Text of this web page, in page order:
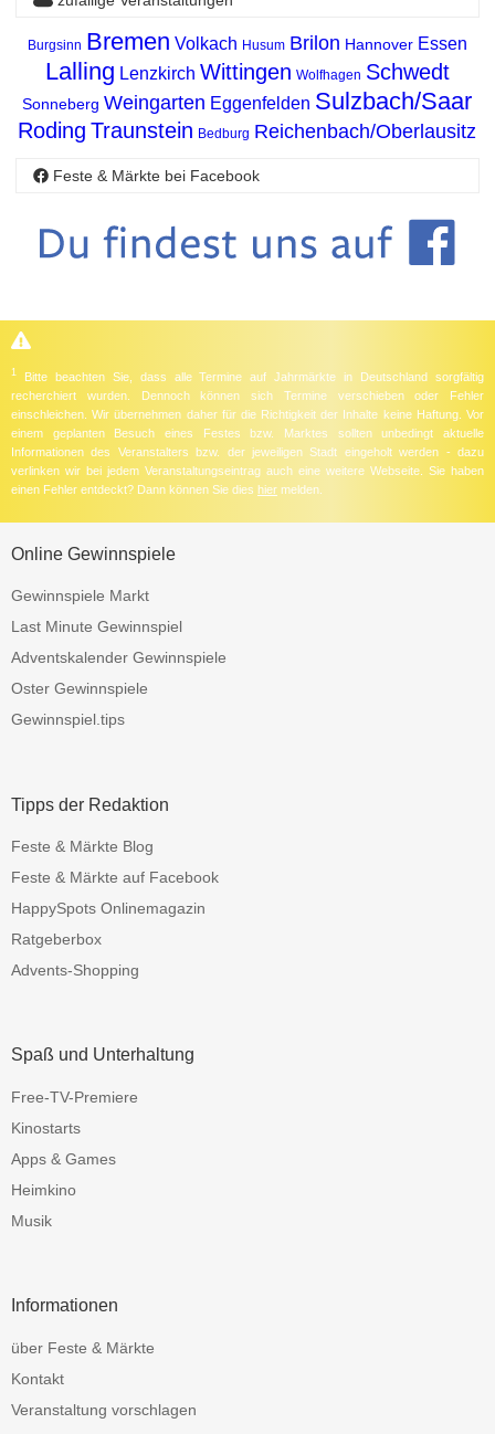
Burgsinn Bremen Volkach Husum Brilon Hannover Essen
Lalling Lenzkirch Wittingen Wolfhagen Schwedt
Sonneberg Weingarten Eggenfelden Sulzbach/Saar
Roding Traunstein Bedburg Reichenbach/Oberlausitz
Feste & Märkte bei Facebook
1
Bitte beachten Sie, dass alle Termine auf Jahrmärkte in Deutschland sorgfältig
recherchiert wurden. Dennoch können sich Termine verschieben oder Fehler
einschleichen. Wir übernehmen daher für die Richtigkeit der Inhalte keine Haftung. Vor
einem geplanten Besuch eines Festes bzw. Marktes sollten unbedingt aktuelle
Informationen des Veranstalters bzw. der jeweiligen Stadt eingeholt werden - dazu
verlinken wir bei jedem Veranstaltungseintrag auch eine weitere Webseite. Sie haben
einen Fehler entdeckt? Dann können Sie dies hier melden.
Online Gewinnspiele
Gewinnspiele Markt
Last Minute Gewinnspiel
Adventskalender Gewinnspiele
Oster Gewinnspiele
Gewinnspiel.tips
Tipps der Redaktion
Feste & Märkte Blog
Feste & Märkte auf Facebook
HappySpots Onlinemagazin
Ratgeberbox
Advents-Shopping
Spaß und Unterhaltung
Free-TV-Premiere
Kinostarts
Apps & Games
Heimkino
Musik
Informationen
über Feste & Märkte
Kontakt
Veranstaltung vorschlagen